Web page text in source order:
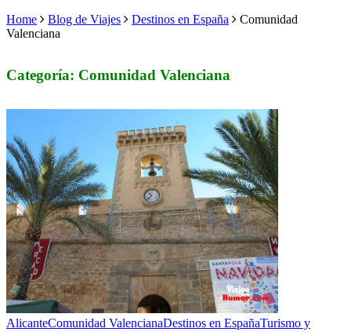
Home
Blog de Viajes Destinos en España
Comunidad
Valenciana
Categoría: Comunidad Valenciana
AlicanteComunidad ValencianaDestinos en EspañaTurismo y